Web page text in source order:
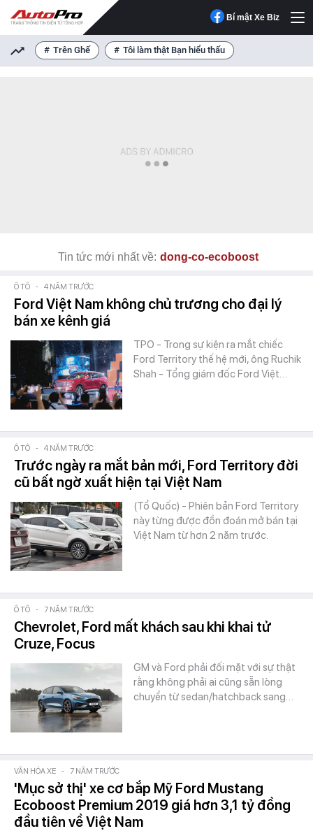
Bí mật Xe Biz
Trên Ghế Tôi làm thật Bạn hiểu thấu
Tin tức mới nhất về: dong-co-ecoboost
Ô TÔ - 4 NĂM TRƯỚC
Ford Việt Nam không chủ trương cho đại lý
bán xe kênh giá
TPO - Trong sự kiện ra mắt chiếc
Ford Territory thế hệ mới, ông Ruchik
Shah - Tổng giám đốc Ford Việt…
Ô TÔ - 4 NĂM TRƯỚC
Trước ngày ra mắt bản mới, Ford Territory đời
cũ bất ngờ xuất hiện tại Việt Nam
(Tổ Quốc) - Phiên bản Ford Territory
này từng được đồn đoán mở bán tại
Việt Nam từ hơn 2 năm trước.
Ô TÔ - 7 NĂM TRƯỚC
Chevrolet, Ford mất khách sau khi khai tử
Cruze, Focus
GM và Ford phải đối mặt với sự thật
rằng không phải ai cũng sẵn lòng
chuyển từ sedan/hatchback sang…
VĂN HÓA XE - 7 NĂM TRƯỚC
'Mục sở thị' xe cơ bắp Mỹ Ford Mustang
Ecoboost Premium 2019 giá hơn 3,1 tỷ đồng
đầu tiên về Việt Nam